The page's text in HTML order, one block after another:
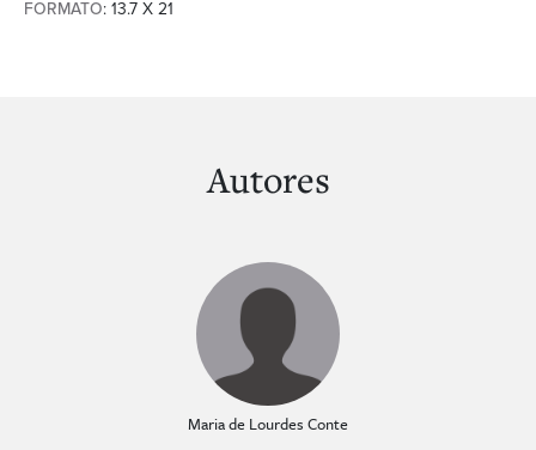
FORMATO: 13.7 X 21
Autores
Maria de Lourdes Conte